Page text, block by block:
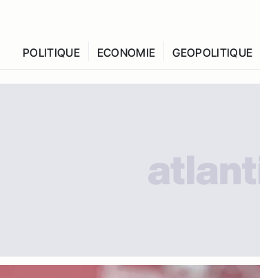
POLITIQUE ECONOMIE GEOPOLITIQUE